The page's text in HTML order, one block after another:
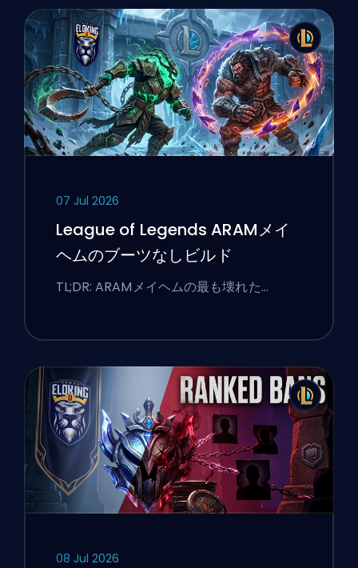
07 Jul 2026
League of Legends ARAMメイ
ヘムのブーツなしビルド
TL;DR: ARAMメイヘムの最も壊れた…
08 Jul 2026